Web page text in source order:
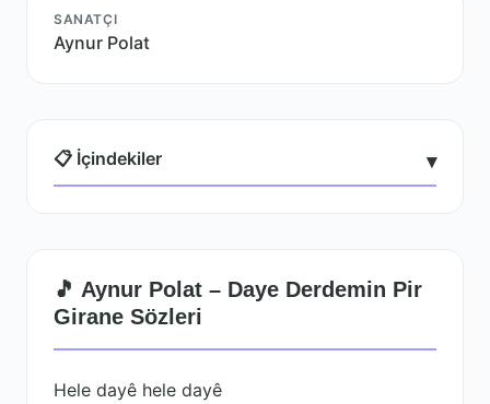
SANATÇI
Aynur Polat
📋 İçindekiler ▾
🎵 Aynur Polat – Daye Derdemin Pir
Girane Sözleri
Hele dayê hele dayê